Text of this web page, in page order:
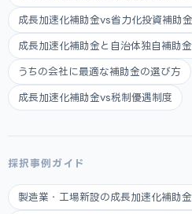
成長加速化補助金vs省力化投資補助金
成長加速化補助金と自治体独自補助
うちの会社に最適な補助金の選び方
成長加速化補助金vs税制優遇制度
採択事例ガイド
製造業・工場新設の成長加速化補助